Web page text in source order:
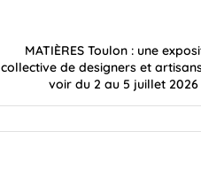
MATIÈRES Toulon : une
collective de designers et
voir du 2 au 5 juillet 2026